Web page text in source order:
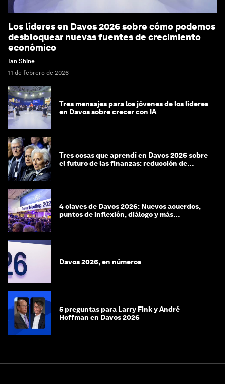
Los líderes en Davos 2026 sobre cómo podemos
desbloquear nuevas fuentes de crecimiento
económico
Ian Shine
11 de febrero de 2026
Tres mensajes para los jóvenes de los líderes
en Davos sobre crecer con IA
Tres cosas que aprendí en Davos 2026 sobre
el futuro de las finanzas: reducción de
4 claves de Davos 2026: Nuevos acuerdos,
puntos de inflexión, diálogo y más
Davos 2026, en números
5 preguntas para Larry Fink y André
Hoffman en Davos 2026